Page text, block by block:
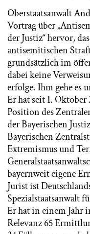
Oberstaatsanwalt
Vortrag über
der Justiz“ hervor,
antisemitischen
grundsätzlich im
dabei keine
erfolge. Ihm gehe es
Er hat seit 1. Oktober
Position des
der Bayerischen
Bayerischen
Extremismus und
bayernweit eigene
Jurist ist
Spezialstaatsanwalt
Er hat in einem Jahr
Relevanz 65